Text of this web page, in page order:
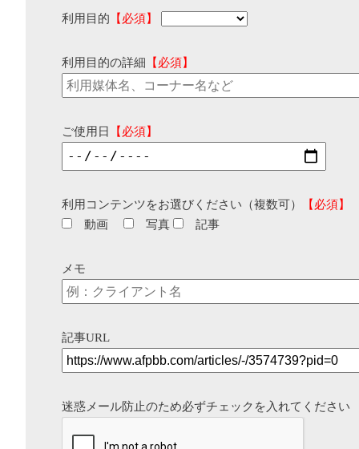
利用目的 【必須】
利用目的の詳細 【必須】
ご使用日 【必須】
利用コンテンツをお選びください（複数可）
【必須】
動画
写真 記事
メモ
記事URL
迷惑メール防止のため必ずチェックを入れてください